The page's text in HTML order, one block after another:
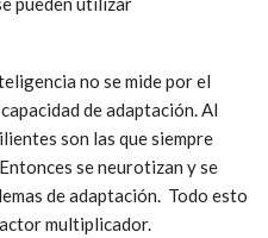
no se mide por el
de adaptación. Al
son las que siempre
se neurotizan y se
de adaptación. Todo esto
multiplicador.